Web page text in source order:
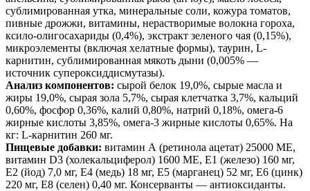
сублимированная утка, минеральные соли, кожура томатов,
пивные дрожжи, витамины, нерастворимые волокна гороха,
ксило-олигосахариды (0,4%), экстракт зеленого чая (0,15%),
микроэлементы (включая хелатные формы), таурин, L-
карнитин, сублимированная мякоть дыни (0,005% —
источник супероксиддисмутазы).
Анализ компонентов: сырой белок 19,0%, сырые масла и
жиры 19,0%, сырая зола 5,7%, сырая клетчатка 3,7%, кальций
0,60%, фосфор 0,36%, калий 0,80%, натрий 0,18%, омега-6
жирные кислоты 3,85%, омега-3 жирные кислоты 0,65%. На
кг: L-карнитин 260 мг.
Пищевые добавки: витамин А (ретинола ацетат) 25000 МЕ,
витамин D3 (холекальциферол) 1600 МЕ, Е1 (железо) 160 мг,
Е2 (йод) 7,0 мг, Е4 (медь) 18 мг, Е5 (марганец) 52 мг, Е6 (цинк)
220 мг, Е8 (селен) 0,40 мг. Консерванты — антиоксиданты.